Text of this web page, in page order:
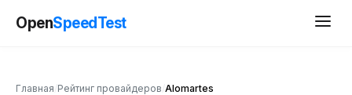
OpenSpeedTest
Главная Рейтинг провайдеров Alomartes